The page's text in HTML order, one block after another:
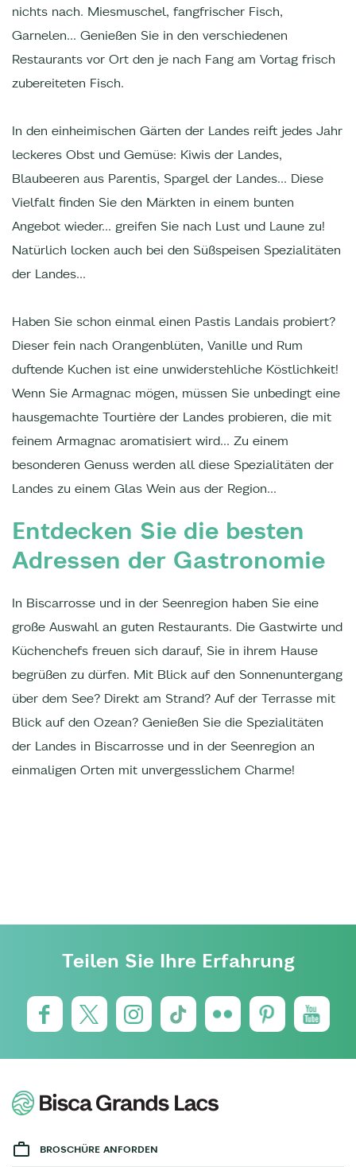
nichts nach. Miesmuschel, fangfrischer Fisch,
Garnelen... Genießen Sie in den verschiedenen
Restaurants vor Ort den je nach Fang am Vortag frisch
zubereiteten Fisch.
In den einheimischen Gärten der Landes reift jedes Jahr
leckeres Obst und Gemüse: Kiwis der Landes,
Blaubeeren aus Parentis, Spargel der Landes... Diese
Vielfalt finden Sie den Märkten in einem bunten
Angebot wieder... greifen Sie nach Lust und Laune zu!
Natürlich locken auch bei den Süßspeisen Spezialitäten
der Landes...
Haben Sie schon einmal einen Pastis Landais probiert?
Dieser fein nach Orangenblüten, Vanille und Rum
duftende Kuchen ist eine unwiderstehliche Köstlichkeit!
Wenn Sie Armagnac mögen, müssen Sie unbedingt eine
hausgemachte Tourtière der Landes probieren, die mit
feinem Armagnac aromatisiert wird... Zu einem
besonderen Genuss werden all diese Spezialitäten der
Landes zu einem Glas Wein aus der Region...
Entdecken Sie die besten
Adressen der Gastronomie
In Biscarrosse und in der Seenregion haben Sie eine
große Auswahl an guten Restaurants. Die Gastwirte und
Küchenchefs freuen sich darauf, Sie in ihrem Hause
begrüßen zu dürfen. Mit Blick auf den Sonnenuntergang
über dem See? Direkt am Strand? Auf der Terrasse mit
Blick auf den Ozean? Genießen Sie die Spezialitäten
der Landes in Biscarrosse und in der Seenregion an
einmaligen Orten mit unvergesslichem Charme!
Teilen Sie Ihre Erfahrung
BROSCHÜRE ANFORDEN